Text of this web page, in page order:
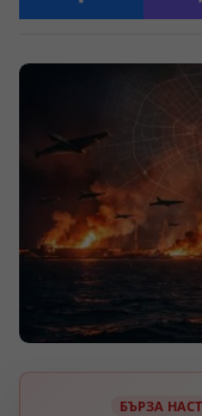
БЪРЗА